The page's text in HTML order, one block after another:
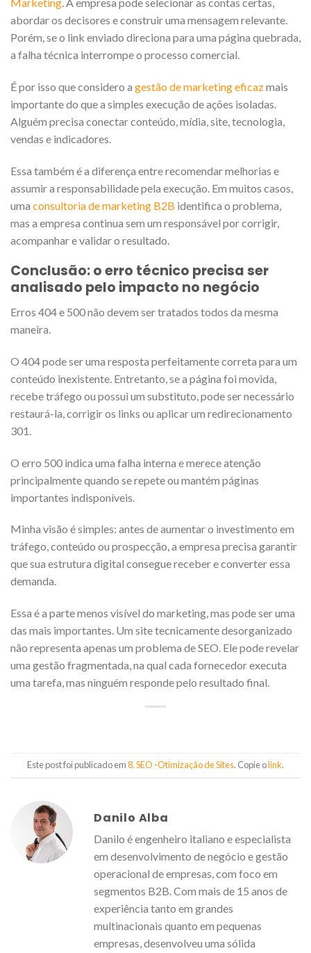
abordar os decisores e construir uma mensagem relevante.
Porém, se o link enviado direciona para uma página quebrada,
a falha técnica interrompe o processo comercial.
É por isso que considero a gestão de marketing eficazmais
importante do que a simples execução de ações isoladas.
Alguém precisa conectar conteúdo, mídia, site, tecnologia,
vendas e indicadores.
Essa também é a diferença entre recomendar melhorias e
assumir a responsabilidade pela execução. Em muitos casos,
uma consultoria de marketing B2B identifica o problema,
mas a empresa continua sem um responsável por corrigir,
acompanhar e validar o resultado.
Conclusão: o erro técnico precisa ser
analisado pelo impacto no negócio
Erros 404 e 500 não devem ser tratados todos da mesma
maneira.
O 404 pode ser uma resposta perfeitamente correta para um
conteúdo inexistente. Entretanto, se a página foi movida,
recebe tráfego ou possui um substituto, pode ser necessário
restaurá-la, corrigir os links ou aplicar um redirecionamento
301.
O erro 500 indica uma falha interna e merece atenção
principalmente quando se repete ou mantém páginas
importantes indisponíveis.
Minha visão é simples: antes de aumentar o investimento em
tráfego, conteúdo ou prospecção, a empresa precisa garantir
que sua estrutura digital consegue receber e converter essa
demanda.
Essa é a parte menos visível do marketing, mas pode ser uma
das mais importantes. Um site tecnicamente desorganizado
não representa apenas um problema de SEO. Ele pode revelar
uma gestão fragmentada, na qual cada fornecedor executa
uma tarefa, mas ninguém responde pelo resultado final.
Este post foi publicado em8. SEO -Otimização de Sites. Copie olink.
Danilo Alba
Danilo é engenheiro italiano e especialista
em desenvolvimento de negócio e gestão
operacional de empresas, com foco em
segmentos B2B. Com mais de 15 anos de
experiência tanto em grandes
multinacionais quanto em pequenas
empresas, desenvolveu uma sólida